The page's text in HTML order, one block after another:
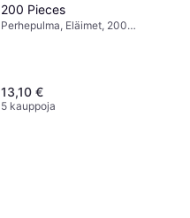
200 Pieces
Perhepulma, Eläimet, 200
13,10 €
5 kauppoja